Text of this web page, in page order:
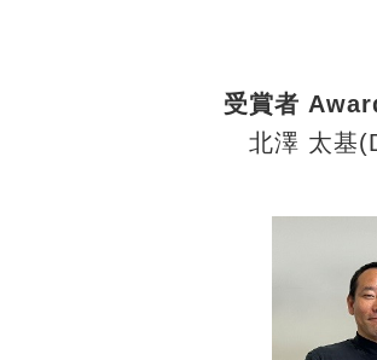
受賞者
北澤 太基